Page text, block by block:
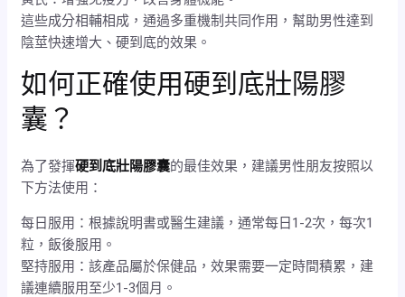
這些成分相輔相成，通過多重機制共同作用，幫助男性達到
陰莖快速增大、硬到底的效果。
如何正確使用硬到底壯陽膠
囊？
為了發揮硬到底壯陽膠囊的最佳效果，建議男性朋友按照以
下方法使用：
每日服用：根據說明書或醫生建議，通常每日1-2次，每次1
粒，飯後服用。
堅持服用：該產品屬於保健品，效果需要一定時間積累，建
議連續服用至少1-3個月。